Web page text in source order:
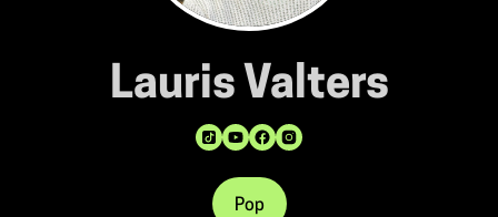
Lauris Valters
Pop